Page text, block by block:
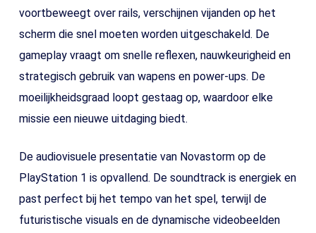
voortbeweegt over rails, verschijnen vijanden op het
scherm die snel moeten worden uitgeschakeld. De
gameplay vraagt om snelle reflexen, nauwkeurigheid en
strategisch gebruik van wapens en power-ups. De
moeilijkheidsgraad loopt gestaag op, waardoor elke
missie een nieuwe uitdaging biedt.
De audiovisuele presentatie van Novastorm op de
PlayStation 1 is opvallend. De soundtrack is energiek en
past perfect bij het tempo van het spel, terwijl de
futuristische visuals en de dynamische videobeelden